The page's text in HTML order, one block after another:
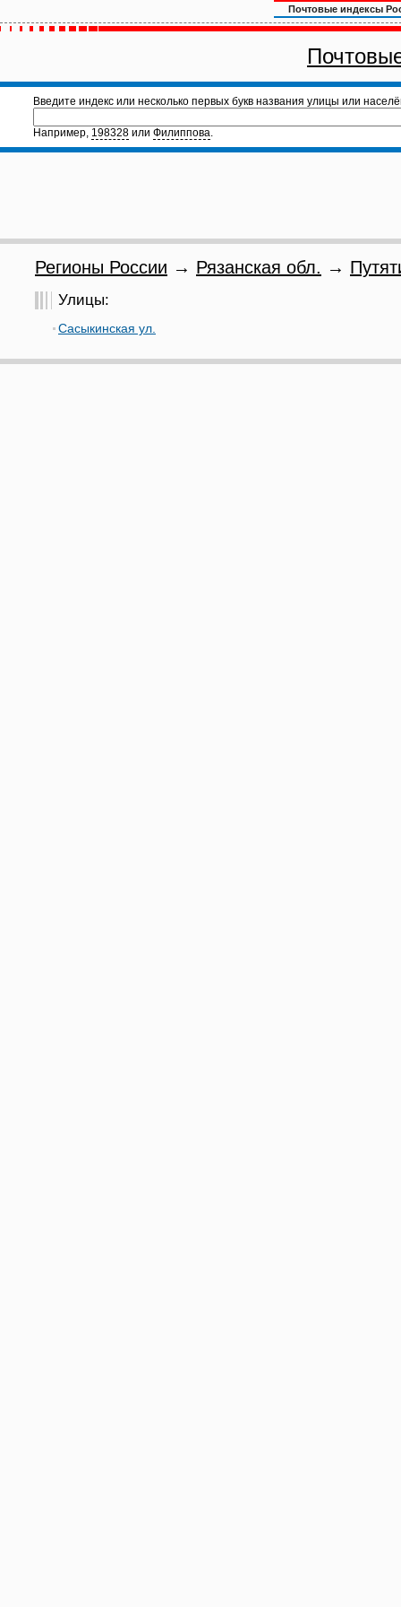
Почтовые индексы
Введите индекс или несколько первых букв названия улицы или
Например, 198328 или Филиппова.
Регионы России → Рязанская обл. →
Улицы:
Сасыкинская ул.